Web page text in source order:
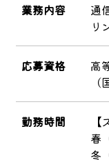
業務内容
通
リ
応募資格
高
勤務時間
春
冬